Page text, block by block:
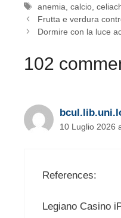
Tag
anemia ,calcio ,
Frutta e verdura
Dormire con la luce
102
10 Luglio 2026
References:
Legiano Casino